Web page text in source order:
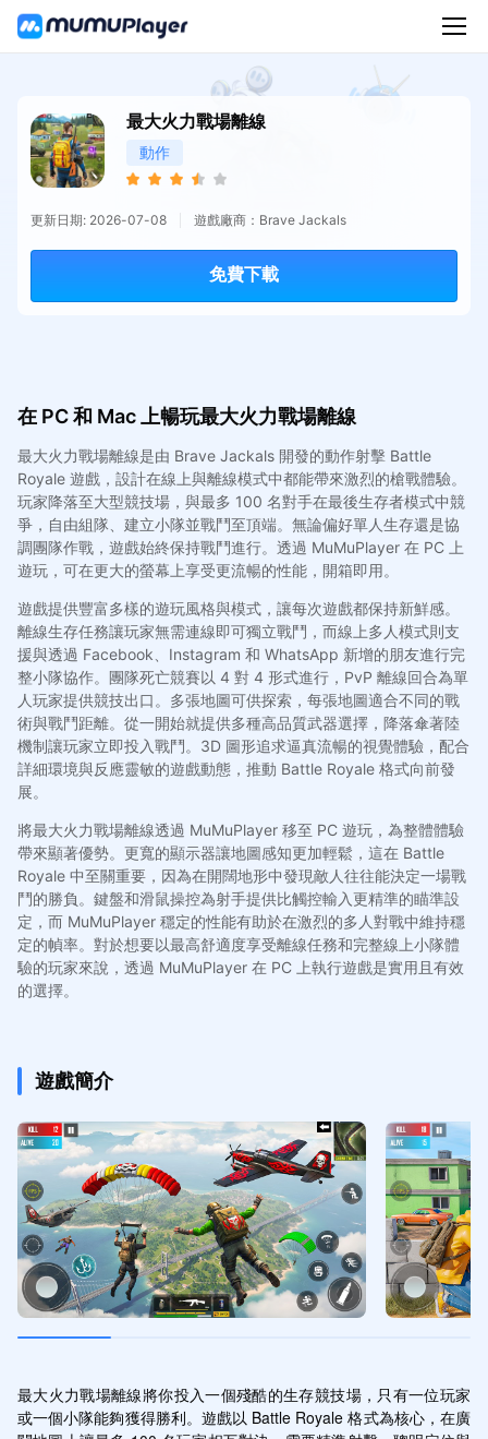
最大火力戰場離線
動作
更新日期: 2026-07-08 遊戲廠商：Brave Jackals
免費下載
在 PC 和 Mac 上暢玩最大火力戰場離線
最大火力戰場離線是由 Brave Jackals 開發的動作射擊 Battle
Royale 遊戲，設計在線上與離線模式中都能帶來激烈的槍戰體驗。
玩家降落至大型競技場，與最多 100 名對手在最後生存者模式中競
爭，自由組隊、建立小隊並戰鬥至頂端。無論偏好單人生存還是協
調團隊作戰，遊戲始終保持戰鬥進行。透過 MuMuPlayer 在 PC 上
遊玩，可在更大的螢幕上享受更流暢的性能，開箱即用。
遊戲提供豐富多樣的遊玩風格與模式，讓每次遊戲都保持新鮮感。
離線生存任務讓玩家無需連線即可獨立戰鬥，而線上多人模式則支
援與透過 Facebook、Instagram 和 WhatsApp 新增的朋友進行完
整小隊協作。團隊死亡競賽以 4 對 4 形式進行，PvP 離線回合為單
人玩家提供競技出口。多張地圖可供探索，每張地圖適合不同的戰
術與戰鬥距離。從一開始就提供多種高品質武器選擇，降落傘著陸
機制讓玩家立即投入戰鬥。3D 圖形追求逼真流暢的視覺體驗，配合
詳細環境與反應靈敏的遊戲動態，推動 Battle Royale 格式向前發
展。
將最大火力戰場離線透過 MuMuPlayer 移至 PC 遊玩，為整體體驗
帶來顯著優勢。更寬的顯示器讓地圖感知更加輕鬆，這在 Battle
Royale 中至關重要，因為在開闊地形中發現敵人往往能決定一場戰
鬥的勝負。鍵盤和滑鼠操控為射手提供比觸控輸入更精準的瞄準設
定，而 MuMuPlayer 穩定的性能有助於在激烈的多人對戰中維持穩
定的幀率。對於想要以最高舒適度享受離線任務和完整線上小隊體
驗的玩家來說，透過 MuMuPlayer 在 PC 上執行遊戲是實用且有效
的選擇。
遊戲簡介
最大火力戰場離線將你投入一個殘酷的生存競技場，只有一位玩家
或一個小隊能夠獲得勝利。遊戲以 Battle Royale 格式為核心，在廣